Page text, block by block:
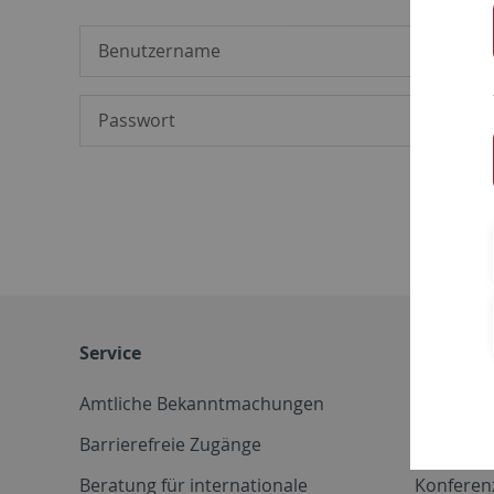
Service
Amtliche Bekanntmachungen
Barrierefreie Zugänge
Beratung für internationale